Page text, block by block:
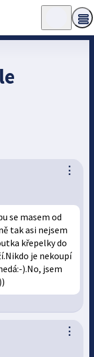
⋮
se masem od
tak asi nejsem
křepelky do
je nekoupí
).No, jsem
⋮